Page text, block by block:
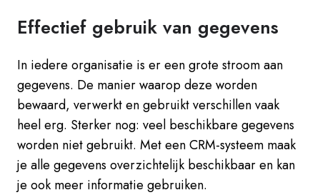
Effectief gebruik van gegevens
In iedere organisatie is er een grote stroom aan
gegevens. De manier waarop deze worden
bewaard, verwerkt en gebruikt verschillen vaak
heel erg. Sterker nog: veel beschikbare gegevens
worden niet gebruikt. Met een CRM-systeem maak
je alle gegevens overzichtelijk beschikbaar en kan
je ook meer informatie gebruiken.